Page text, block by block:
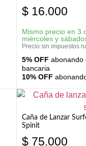
$ 16.000
Mismo precio en 3
miércoles y
Precio sin impuestos
5% OFF abonando
bancaria
10% OFF
Caña de Lanzar
Spinit
$ 75.000